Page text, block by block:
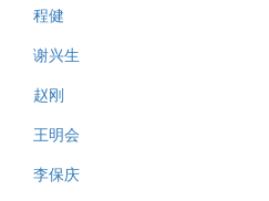
程健
谢兴生
赵刚
王明会
李保庆